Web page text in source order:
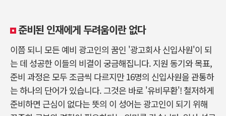
준비된 인재에게 두려움이란 없다
이쯤 되니 모든 예비 광고인의 꿈인 '광고회사 신입사원'이 되
는 데 성공한 이들의 비결이 궁금해집니다. 지원 동기와 목표,
준비 과정은 모두 조금씩 다르지만 16명의 신입사원을 관통하
는 하나의 단어가 있습니다. 그것은 바로 '유비무환'! 철저하게
준비하면 근심이 없다는 뜻의 이 성어는 광고인이 되기 위해